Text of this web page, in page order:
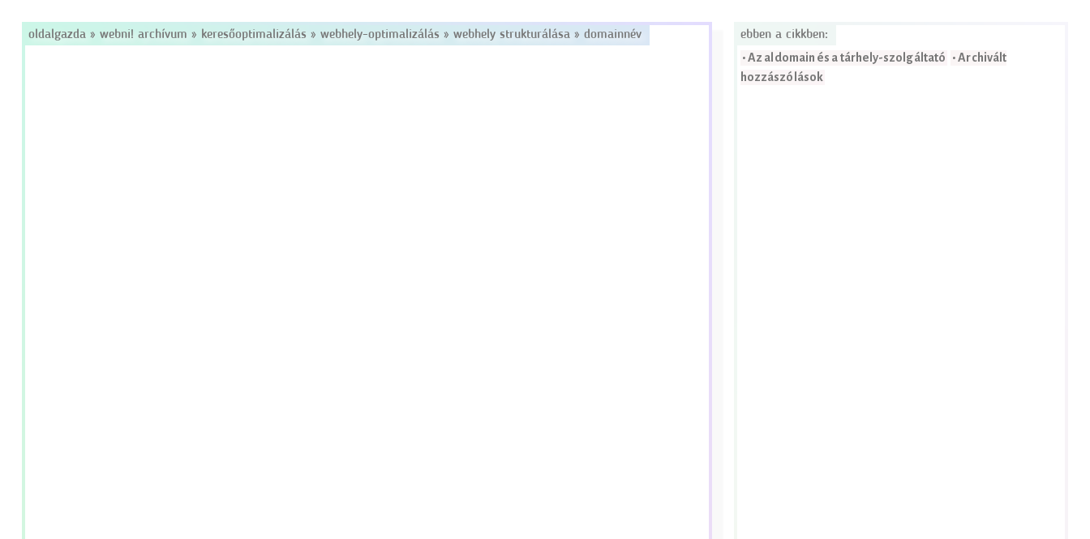
oldalgazda » webni! archívum » keresőoptimalizálás » webhely-optimalizálás » webhely strukturálása» domainnév ebben a cikkben:
• Az aldomain és a tárhely-szolgáltató • Archivált
hozzászólások